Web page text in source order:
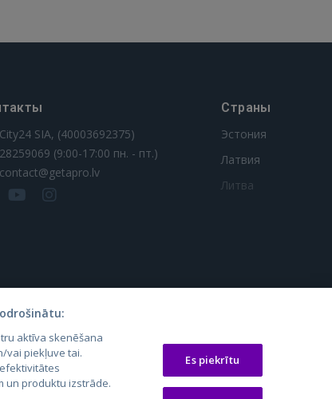
City24 SIA, (40003692375)
28259069 (9:00-17:00 пн. - пт.)
contact@getapro.lv
Страны
Эстония
Латвия
Литва
auto24.ee
KV.ee
Osta.ee
KuldneBörs.ee
aktīva skenēšana
vai piekļuve tai.
un produktu izstrāde.
Es piekrītu